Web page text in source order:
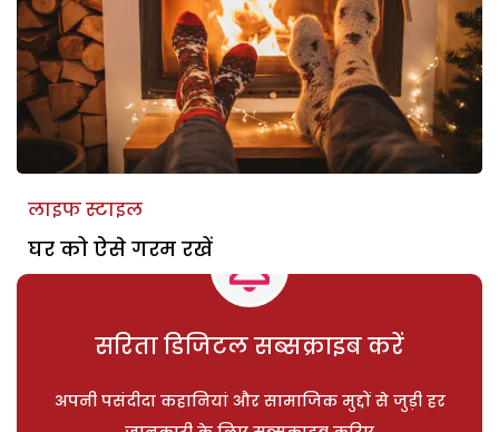
लाइफ स्टाइल
घर को ऐसे गरम रखें
सरिता डिजिटल सब्सक्राइब करें
अपनी पसंदीदा कहानियां और सामाजिक मुद्दों से जुड़ी हर